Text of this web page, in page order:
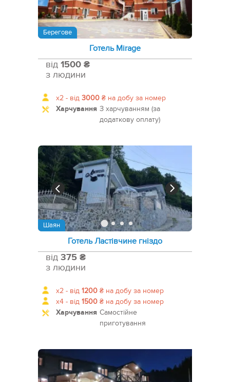
Берегове
Готель Mirage
від 1500 ₴
з людини
x2 - від 3000 ₴ на добу за номер
Харчування З харчуванням (за
додаткову оплату)
Шаян
Готель Ластівчине гніздо
від 375 ₴
з людини
x2 - від 1200 ₴ на добу за номер
x4 - від 1500 ₴ на добу за номер
Харчування Самостійне
приготування